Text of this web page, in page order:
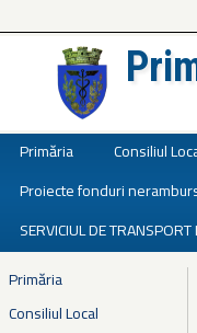
Primăria Consiliul
Proiecte fonduri
SERVICIUL DE TRANSPORT
Primăria
Consiliul Local